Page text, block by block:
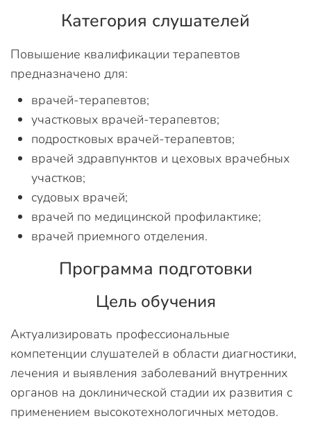
Категория слушателей
Повышение квалификации терапевтов
предназначено для:
врачей-терапевтов;
участковых врачей-терапевтов;
подростковых врачей-терапевтов;
врачей здравпунктов и цеховых врачебных
участков;
судовых врачей;
врачей по медицинской профилактике;
врачей приемного отделения.
Программа подготовки
Цель обучения
Актуализировать профессиональные
компетенции слушателей в области диагностики,
лечения и выявления заболеваний внутренних
органов на доклинической стадии их развития с
применением высокотехнологичных методов.